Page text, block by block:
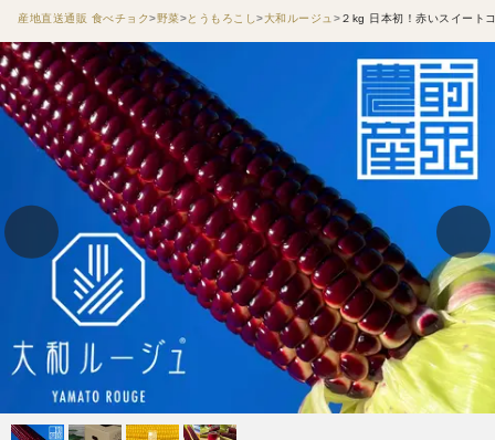
産地直送通販 食べチョク 野菜 とうもろこし 大和ルージュ ２kg 日本初！赤いスイート